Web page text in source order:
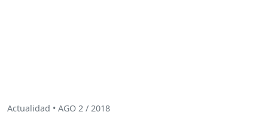
Actualidad • AGO 2 / 2018